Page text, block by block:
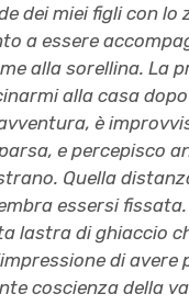
dei miei figli con lo
a essere
alla sorellina. La
alla casa
è
e percepisco
Quella
essersi
lastra di ghiaccio
di avere
coscienza della